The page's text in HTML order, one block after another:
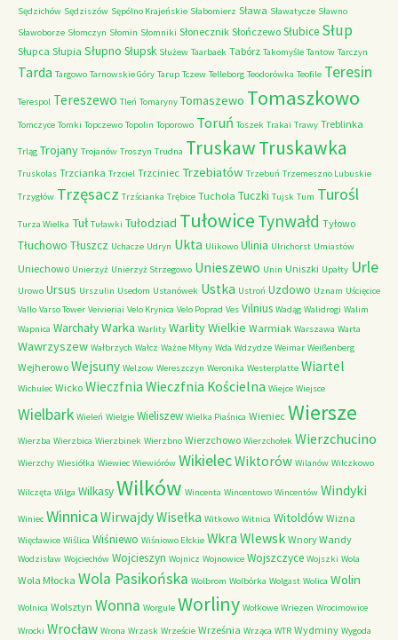
Sędzichów Sędziszów Sępólno Krajeńskie Słabomierz Sława Sławatycze Sławno
Sławoborze Słomczyn Słomin Słomniki Słonecznik Słończewo Słubice Słup
Słupca Słupia Słupno Słupsk Służew Taarbaek Tabórz Takomyśle Tantow Tarczyn
Tarda Targowo Tarnowskie Góry Tarup Tczew Telleborg Teodorówka Teofile Teresin
Terespol Tereszewo Tleń Tomaryny Tomaszewo Tomaszkowo
Tomczyce Tomki Topczewo Topolin Toporowo Toruń Toszek Trakai Trawy Treblinka
Trląg Trojany Trojanów Troszyn Trudna TruskawTruskawka
Truskolas Trzcianka Trzciel Trzciniec Trzebiatów Trzebuń Trzemeszno Lubuskie
Trzygłów Trzęsacz Trzścianka Trębice Tuchola Tuczki Tujsk Tum Turośl
Turza Wielka Tuł Tuławki Tułodziad Tułowice Tynwałd Tyłowo
Tłuchowo Tłuszcz Uchacze Udryn Ukta Ulikowo Ulinia Ulrichorst Umiastów
Uniechowo Unierzyż Unierzyż Strzegowo Unieszewo Unin Uniszki Upałty Urle
Urowo Ursus Urszulin Usedom Ustanówek Ustka Ustroń Uzdowo Uznam Uścięcice
Vallo Varso Tower Veivieriai Velo Krynica Velo Poprad Ves Vilnius Wadąg Walidrogi Walim
Wapnica WarchałyWarka Warlity Warlity Wielkie Warmiak Warszawa Warta
Wawrzyszew Wałbrzych Wałcz Ważne Młyny Wda Wdzydze Weimar Weißenberg
Wejherowo Wejsuny Welzow Wereszczyn Weronika Westerplatte Wiartel
Wichulec Wicko Wieczfnia Wieczfnia Kościelna Wiejce Wiejsce
Wielbark Wieleń Wielgie Wieliszew Wielka Piaśnica Wieniec Wiersze
Wierzba Wierzbica Wierzbinek Wierzbno Wierzchowo Wierzchołek Wierzchucino
Wierzchy Wiesiółka Wiewiec Wiewiórów WikielecWiktorów Wilanów Wilczkowo
Wilczęta Wilga WilkasyWilków Wincenta Wincentowo Wincentów Windyki
Winiec Winnica WirwajdyWisełka Witkowo Witnica Witoldów Wizna
Więcławice Wiślica Wiśniewo Wiśniowo Ełckie Wkra Wlewsk Wnory Wandy
Wodzisław Wojciechów Wojcieszyn Wojnicz Wojnowice Wojszczyce Wojszki Wola
Wola Młocka Wola Pasikońska Wolbrom Wolbórka Wolgast Wolica Wolin
Wolnica Wolsztyn Wonna Worgule Worliny Wołkowe Wriezen Wrocimowice
Wrocki Wrocław Wrona Wrzask Wrzeście Września Wrząca WTR Wydminy Wygoda